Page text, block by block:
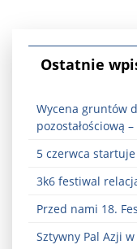
Ostatnie
Wycena gruntów
pozostałościową
5 czerwca startuje
3k6 festiwal
Przed nami 18.
Sztywny Pal Azji